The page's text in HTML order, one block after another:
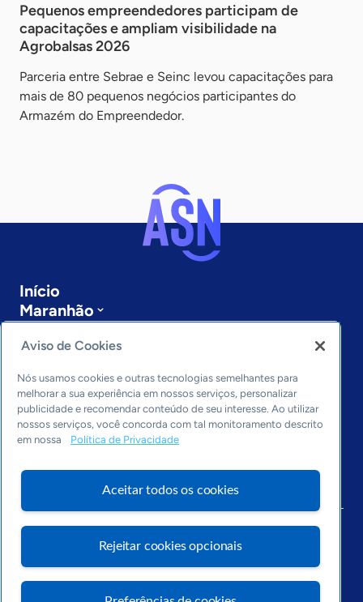
Pequenos empreendedores participam de
capacitações e ampliam visibilidade na
Agrobalsas 2026
Parceria entre Sebrae e Seinc levou capacitações para
mais de 80 pequenos negócios participantes do
Armazém do Empreendedor.
Início
Maranhão
Últimas notícias
Entre em contato
Editorias
Economia & Política
Inovação & Tecnologia
Dados
Aviso de Cookies
Nós usamos cookies e outras tecnologias semelhantes para
melhorar a sua experiência em nossos serviços, personalizar
publicidade e recomendar conteúdo de seu interesse. Ao utilizar
nossos serviços, você concorda com tal monitoramento descrito
em nossa
Política de Privacidade
Aceitar todos os cookies
Rejeitar cookies opcionais